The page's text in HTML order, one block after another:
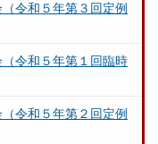
令和５年第３回定例
令和５年第１回臨時
令和５年第２回定例